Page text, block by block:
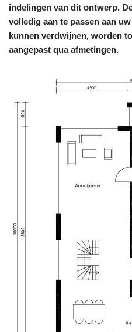
indelingen van dit ontwerp.
volledig aan te passen aan
kunnen verdwijnen, worden
aangepast qua afmetingen.